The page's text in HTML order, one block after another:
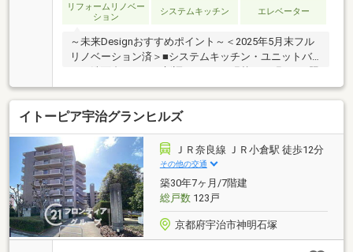
リフォームリノベー
ション
システムキッチン エレベーター
～未来Designおすすめポイント～＜2025年5月末フル
リノベーション済＞■システムキッチン・ユニットバ
明新設！建具新調！□ハウスクリーニング等＜南西向
きバルコニーにつき陽当たり良好＞■2階部分・間取り
3LDK！□各部屋に収納スペース確保！＜通勤・通学の
便利な立地！＞■JR奈良線【宇治駅】より徒歩約11
分！□快速停車駅！京都駅まで乗り換えなしでラクラ
ク！＜周辺買い物施設＞■フレンドマート宇治店 徒
歩約10分！□ローソン宇治半白店 徒歩約6分！■ホー
ムセンターコーナンJR宇治駅北店 徒歩約8分！
お気軽にお問合せ下さい♪
イトーピア宇治グランヒルズ
ＪＲ奈良線 ＪＲ小倉駅 徒歩12分
その他の交通
築30年7ヶ月/7階建
総戸数123戸
京都府宇治市神明石塚